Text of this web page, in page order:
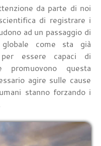
da parte di noi
di registrare i
ad un passaggio di
come sta già
essere capaci di
questa
agire sulle cause
stanno forzando i